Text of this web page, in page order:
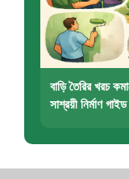
বাড়ি তৈরির খরচ
সাশ্রয়ী নির্মাণ গাইড